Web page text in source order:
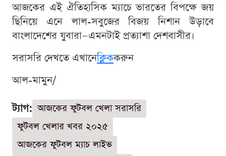
আজকের এই ঐতিহাসিক ম্যাচে ভারতের বিপক্ষে জয়
ছিনিয়ে এনে লাল-সবুজের বিজয় নিশান উড়াবে
বাংলাদেশের যুবারা—এমনটাই প্রত্যাশা দেশবাসীর।
সরাসরি দেখতে এখানেক্লিককরুন
আল-মামুন/
ট্যাগ: আজকের ফুটবল খেলা সরাসরি
ফুটবল খেলার খবর ২০২৫
আজকের ফুটবল ম্যাচ লাইভ